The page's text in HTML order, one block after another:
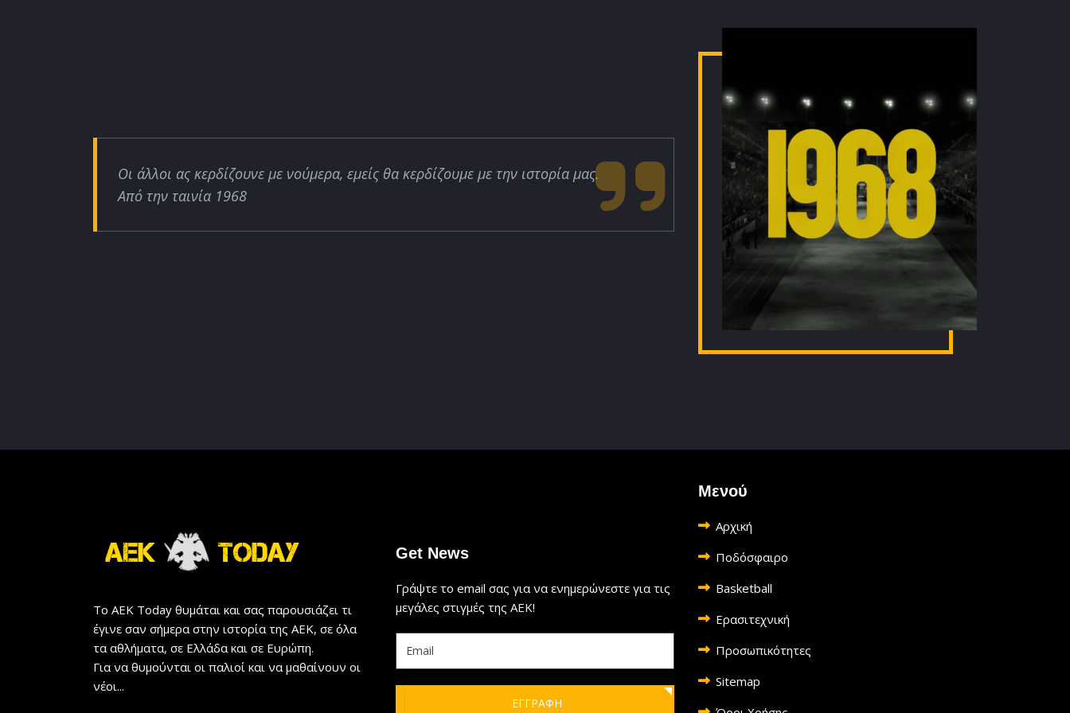
Οι άλλοι ας κερδίζουνε με νούμερα, εμείς θα κερδίζουμε με την ιστορία μας.
Από την ταινία 1968
Το AEK Today θυμάται και σας παρουσιάζει τι
έγινε σαν σήμερα στην ιστορία της ΑΕΚ, σε όλα
τα αθλήματα, σε Ελλάδα και σε Ευρώπη.
Για να θυμούνται οι παλιοί και να μαθαίνουν οι
νέοι...
Get News
Γράψτε το email σας για να ενημερώνεστε για τις
μεγάλες στιγμές της ΑΕΚ!
ΕΓΓΡΑΦΗ
Μενού
Αρχική
Ποδόσφαιρο
Basketball
Ερασιτεχνική
Προσωπικότητες
Sitemap